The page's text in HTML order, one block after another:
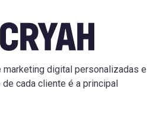
digital personalizadas e
cada cliente é a principal